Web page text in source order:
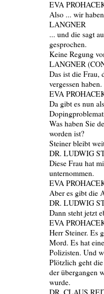
EVA
Also ... wir
LANGNER
... und die sagt
gesprochen.
Keine Regung
LANGNER
Das ist die Frau,
vergessen haben.
EVA
Da gibt es nun
Was haben Sie
worden ist?
Steiner bleibt
DR. LUDWIG
Diese Frau hat
unternommen.
EVA
Aber es gibt die
DR. LUDWIG
Dann steht jetzt
EVA
Herr Steiner. Es
Mord. Es hat
Polizisten. Und
Plötzlich geht
der übergangen
wurde.
DR. CLAUS